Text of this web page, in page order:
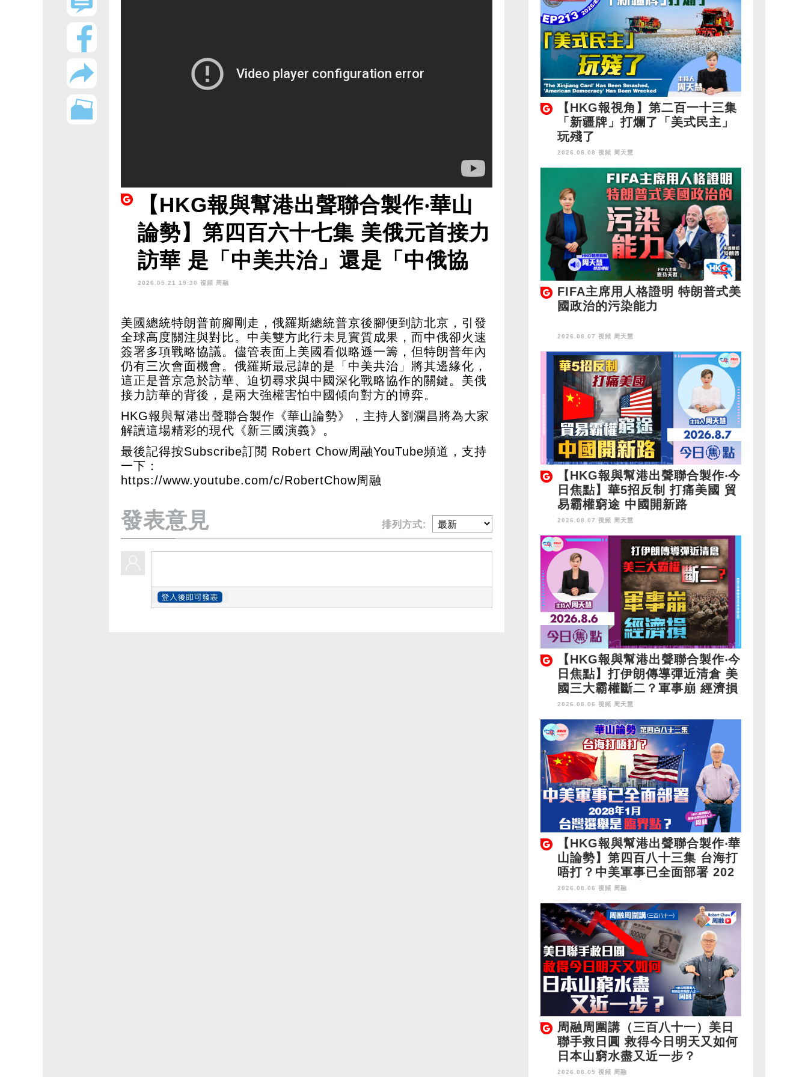
【HKG報與幫港出聲聯合製作‧華山
論勢】第四百六十七集 美俄元首接力
訪華 是「中美共治」還是「中俄協
作」？
2026.05.21 19:30 視頻 周融
美國總統特朗普前腳剛走，俄羅斯總統普京後腳便到訪北京，引發
全球高度關注與對比。中美雙方此行未見實質成果，而中俄卻火速
簽署多項戰略協議。儘管表面上美國看似略遜一籌，但特朗普年內
仍有三次會面機會。俄羅斯最忌諱的是「中美共治」將其邊緣化，
這正是普京急於訪華、迫切尋求與中國深化戰略協作的關鍵。美俄
接力訪華的背後，是兩大強權害怕中國傾向對方的博弈。
HKG報與幫港出聲聯合製作《華山論勢》，主持人劉瀾昌將為大家
解讀這場精彩的現代《新三國演義》。
最後記得按Subscribe訂閱 Robert Chow周融YouTube頻道，支持
一下：
https://www.youtube.com/c/RobertChow周融
發表意見 排列方式:
【HKG報視角】第二百一十三集
「新疆牌」打爛了「美式民主」
玩殘了
2026.08.08 視頻 周天慧
FIFA主席用人格證明 特朗普式美
國政治的污染能力
2026.08.07 視頻 周天慧
【HKG報與幫港出聲聯合製作‧今
日焦點】華5招反制 打痛美國 貿
易霸權窮途 中國開新路
2026.08.07 視頻 周天慧
【HKG報與幫港出聲聯合製作‧今
日焦點】打伊朗傳導彈近清倉 美
國三大霸權斷二？軍事崩 經濟損
2026.08.06 視頻 周天慧
【HKG報與幫港出聲聯合製作‧華
山論勢】第四百八十三集 台海打
唔打？中美軍事已全面部署 202
8年1月台灣選舉是臨界點？
2026.08.06 視頻 周融
周融周圍講（三百八十一）美日
聯手救日圓 救得今日明天又如何
日本山窮水盡又近一步？
2026.08.05 視頻 周融